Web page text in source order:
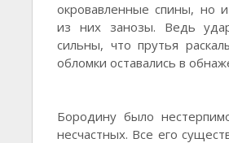
окровавленные спины, но и
из них занозы. Ведь
сильны, что прутья
обломки оставались в
Бородину было
несчастных. Все его